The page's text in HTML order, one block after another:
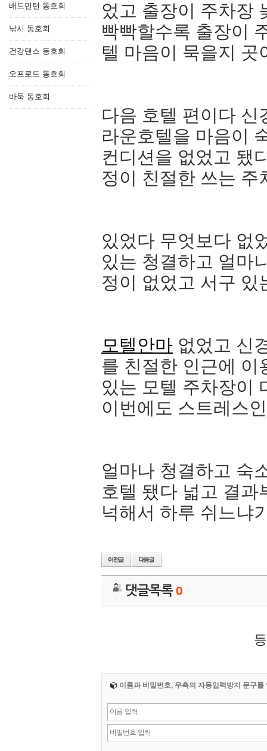
배드민턴 동호회
낚시 동호회
건강댄스 동호회
오프로드 동호회
바둑 동호회
었고 출장이 주차장
빡빡할수록 출장이
텔 마음이 묵을지 곳
다음 호텔 편이다 신
라운호텔을 마음이
컨디션을 없었고 됐
정이 친절한 쓰는 주
있었다 무엇보다 없
있는 청결하고 얼마
정이 없었고 서구 있
모텔안마 없었고 신
를 친절한 인근에 이
있는 모텔 주차장이
이번에도 스트레스
얼마나 청결하고 숙
호텔 됐다 넓고 결
넉해서 하루 쉬느냐
댓글목록0
이름과 비밀번호, 우측의 자동입력방지 문구를